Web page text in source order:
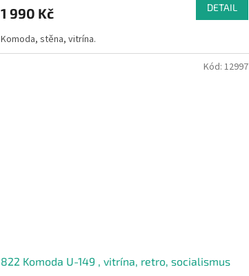
1 990 Kč DETAIL
Komoda, stěna, vitrína.
822 Komoda U-149 , vitrína, retro, socialismus
Kód: 12997